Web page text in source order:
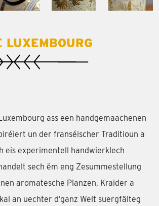
LUXEMBOURG
ass een handgemaachenen
un der franséischer Traditioun a
eis experimentell handwierklech
sech ëm eng Zesummestellung
aromatesche Planzen, Kraider a
an uechter d’ganz Welt suergfälteg